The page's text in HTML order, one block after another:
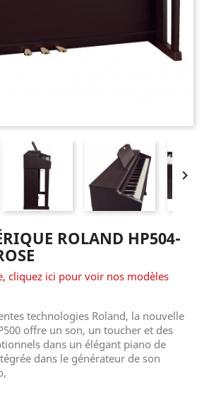

ROLAND HP504-
cliquez ici pour voir nos modèles
technologies Roland, la nouvelle
offre un son, un toucher et des
dans un élégant piano de
dans le générateur de son